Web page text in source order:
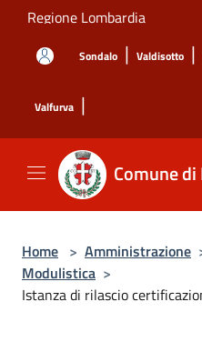
Salta al contenuto principale
Regione Lombardia
Sondalo | Valdisotto |
Valfurva |
Comune
Home > Amministrazione
Modulistica >
Istanza di rilascio